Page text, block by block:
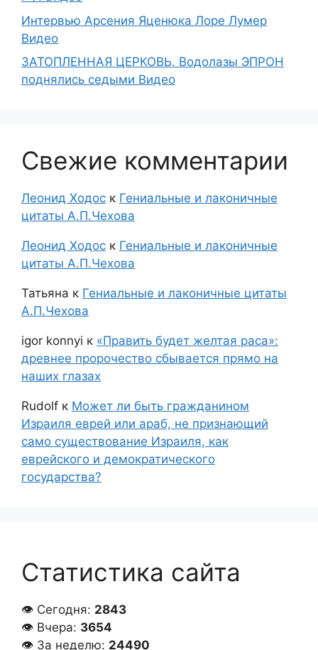
Интервью Арсения Яценюка Лоре Лумер
Видео
ЗАТОПЛЕННАЯ ЦЕРКОВЬ. Водолазы ЭПРОН
поднялись седыми Видео
Свежие комментарии
Леонид Ходос к Гениальные и лаконичные
цитаты А.П.Чехова
Леонид Ходос к Гениальные и лаконичные
цитаты А.П.Чехова
Татьяна к Гениальные и лаконичные цитаты
А.П.Чехова
igor konnyi к «Править будет желтая раса»:
древнее пророчество сбывается прямо на
наших глазах
Rudolf к Может ли быть гражданином
Израиля еврей или араб, не признающий
само существование Израиля, как
еврейского и демократического
государства?
Статистика сайта
👁 Сегодня: 2843
👁 Вчера: 3654
👁 За неделю: 24490